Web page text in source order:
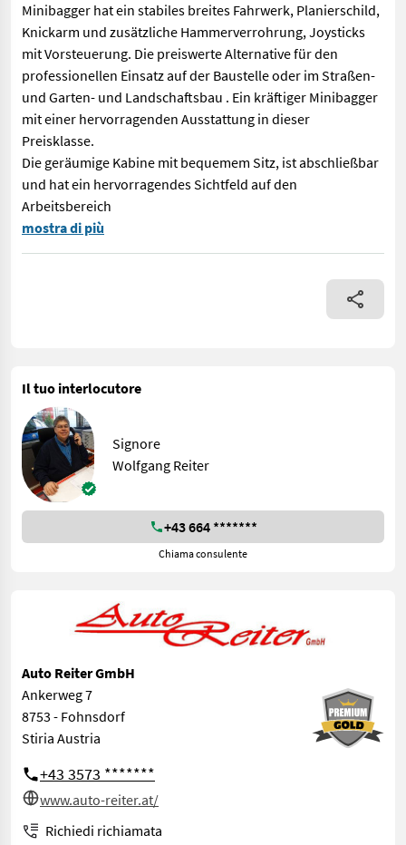
Minibagger hat ein stabiles breites Fahrwerk, Planierschild,
Knickarm und zusätzliche Hammerverrohrung, Joysticks
mit Vorsteuerung. Die preiswerte Alternative für den
professionellen Einsatz auf der Baustelle oder im Straßen-
und Garten- und Landschaftsbau . Ein kräftiger Minibagger
mit einer hervorragenden Ausstattung in dieser
Preisklasse.
Die geräumige Kabine mit bequemem Sitz, ist abschließbar
und hat ein hervorragendes Sichtfeld auf den
Arbeitsbereich
Wir bieten Ihnen hier unseren KME 28 Minibagger mit
mostra di più
Il tuo interlocutore
Signore
Wolfgang Reiter
+43 664 *******
Chiama consulente
Auto Reiter GmbH
Ankerweg 7
8753 - Fohnsdorf
Stiria Austria
+43 3573 *******
www.auto-reiter.at/
Richiedi richiamata